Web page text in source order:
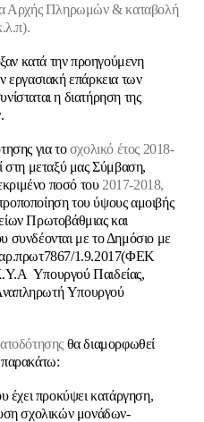
Αρχής Πληρωμών & καταβολή
κατά την προηγούμενη
εργασιακή επάρκεια των
η διατήρηση της
για τοσχολικό έτος 2018-
στη μεταξύ μας Σύμβαση,
ποσό του 2017-2018,
του ύψους αμοιβής
Πρωτοβάθμιας και
συνδέονται με το Δημόσιο με
1.9.2017(ΦΕΚ
Υπουργού Παιδείας,
Υπουργού
θα διαμορφωθεί
έχει προκύψει κατάργηση,
σχολικών μονάδων-